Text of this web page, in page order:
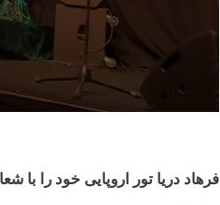
فرهاد دریا تور اروپایی خود را با